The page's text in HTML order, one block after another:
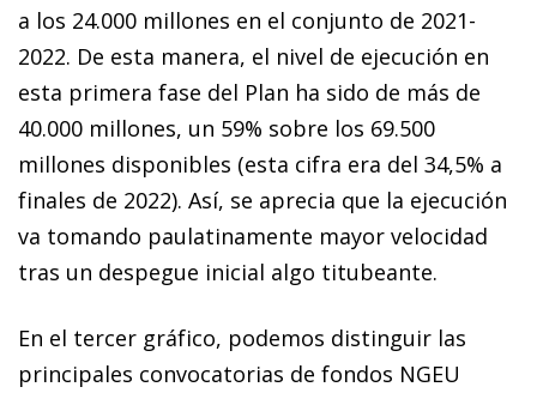
a los 24.000 millones en el conjunto de 2021-
2022. De esta manera, el nivel de ejecución en
esta primera fase del Plan ha sido de más de
40.000 millones, un 59% sobre los 69.500
millones disponibles (esta cifra era del 34,5% a
finales de 2022). Así, se aprecia que la ejecución
va tomando paulatinamente mayor velocidad
tras un despegue inicial algo titubeante.
En el tercer gráfico, podemos distinguir las
principales convocatorias de fondos NGEU